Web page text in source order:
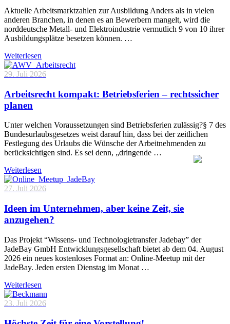
Aktuelle Arbeitsmarktzahlen zur Ausbildung Anders als in vielen
anderen Branchen, in denen es an Bewerbern mangelt, wird die
norddeutsche Metall- und Elektroindustrie vermutlich 9 von 10 ihrer
Ausbildungsplätze besetzen können. …
Weiterlesen
29. Juli 2026
Arbeitsrecht kompakt: Betriebsferien – rechtssicher
planen
Unter welchen Voraussetzungen sind Betriebsferien zulässig?§ 7 des
Bundesurlaubsgesetzes weist darauf hin, dass bei der zeitlichen
Festlegung des Urlaubs die Wünsche der Arbeitnehmenden zu
berücksichtigen sind. Es sei denn, „dringende …
Weiterlesen
27. Juli 2026
Ideen im Unternehmen, aber keine Zeit, sie
anzugehen?
Das Projekt “Wissens- und Technologietransfer Jadebay” der
JadeBay GmbH Entwicklungsgesellschaft bietet ab dem 04. August
2026 ein neues kostenloses Format an: Online-Meetup mit der
JadeBay. Jeden ersten Dienstag im Monat …
Weiterlesen
23. Juli 2026